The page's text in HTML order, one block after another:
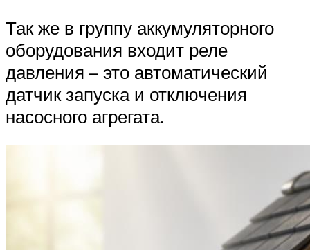
Так же в группу аккумуляторного
оборудования входит реле
давления – это автоматический
датчик запуска и отключения
насосного агрегата.